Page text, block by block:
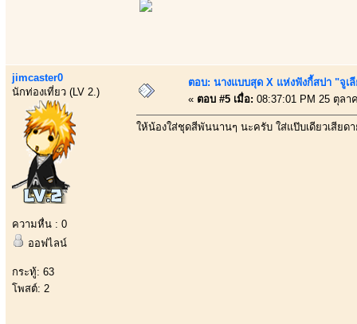
jimcaster0
นักท่องเที่ยว (LV 2.)
ความหื่น : 0
ออฟไลน์
กระทู้: 63
โพสต์: 2
ตอบ: นางแบบสุด X แห่งฟังกี้สปา "จูเ
« ตอบ #5 เมื่อ: 08:37:01 PM 25 ตุลา
ให้น้องใส่ชุดสี่พันนานๆ นะครับ ใส่แป๊บเดียวเสียด